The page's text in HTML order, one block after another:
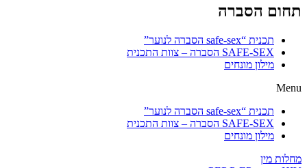
תחום הסברה
תכנית “safe-sex הסברה לנוער”
SAFE-SEX הסברה – צוות התכנית
מילון מונחים
Menu
תכנית “safe-sex הסברה לנוער”
SAFE-SEX הסברה – צוות התכנית
מילון מונחים
מחלות מין